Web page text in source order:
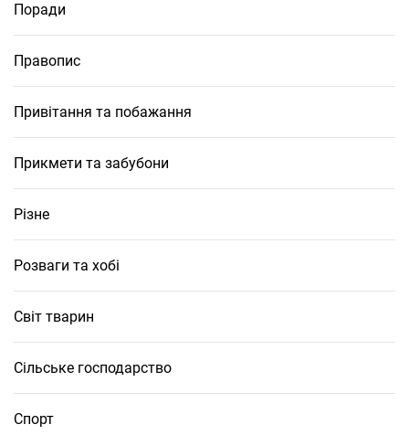
Поради
Правопис
Привітання та побажання
Прикмети та забубони
Різне
Розваги та хобі
Світ тварин
Сільське господарство
Спорт